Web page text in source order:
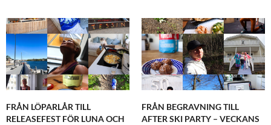
FRÅN LÖPARLÅR TILL
RELEASEFEST FÖR LUNA OCH
FRÅN BEGRAVNING TILL
AFTER SKI PARTY – VECKANS